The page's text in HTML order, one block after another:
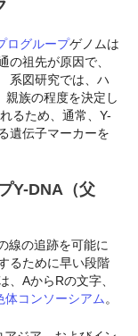
ログループゲノムは
の祖先が原因で、
系図研究では、ハ
親族の程度を決定し
るため、通常、Y-
遺伝子マーカーを
Y-DNA（父
線の追跡を可能に
るために早い段階
、AからRの文字、
体コンソーシアム 。